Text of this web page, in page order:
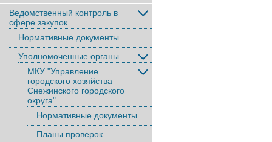
Ведомственный контроль в
сфере закупок
Нормативные документы
Уполномоченные органы
МКУ "Управление
городского хозяйства
Снежинского городского
округа"
Нормативные документы
Планы проверок